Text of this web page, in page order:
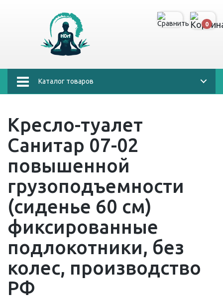
0
Каталог товаров
Кресло-туалет
Санитар 07-02
повышенной
грузоподъемности
(сиденье 60 см)
фиксированные
подлокотники, без
колес, производство
РФ